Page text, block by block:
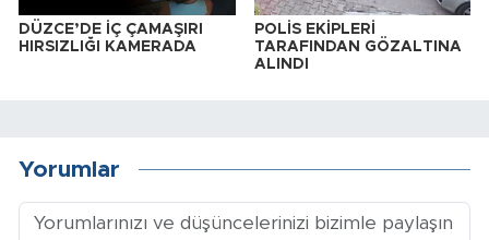
DÜZCE’DE İÇ ÇAMAŞIRI
HIRSIZLIĞI KAMERADA
POLİS EKİPLERİ
TARAFINDAN GÖZALTINA
ALINDI
Yorumlar